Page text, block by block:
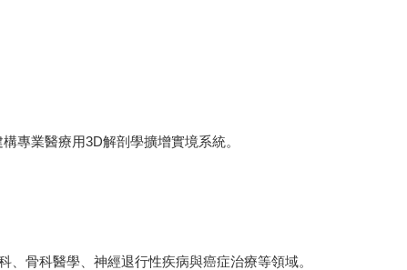
專業醫療用3D解剖學擴增實境系統。
骨科醫學、神經退行性疾病與癌症治療等領域。